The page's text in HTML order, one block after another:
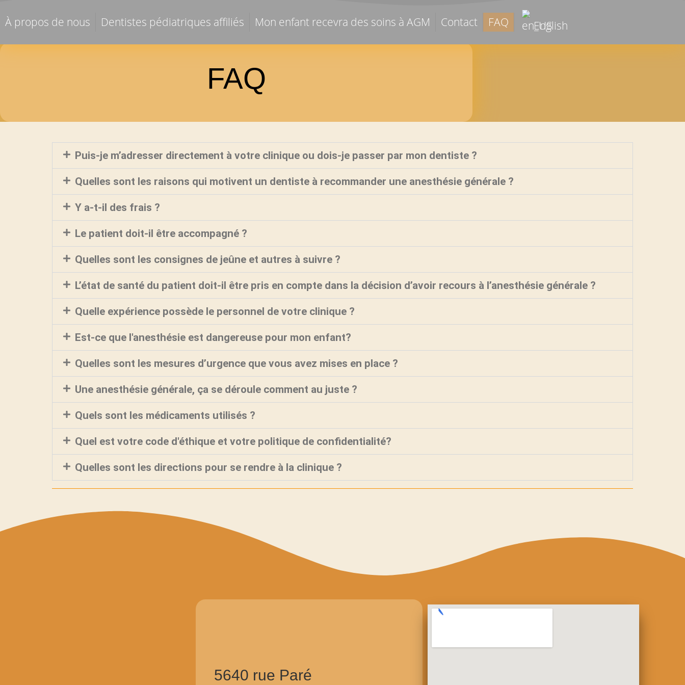
À propos de nous Dentistes pédiatriques affiliés Mon enfant recevra des soins à AGM Contact FAQ English
FAQ
Puis-je m’adresser directement à votre clinique ou dois-je passer par mon dentiste ?
Quelles sont les raisons qui motivent un dentiste à recommander une anesthésie générale ?
Y a-t-il des frais ?
Le patient doit-il être accompagné ?
Quelles sont les consignes de jeûne et autres à suivre ?
L’état de santé du patient doit-il être pris en compte dans la décision d’avoir recours à l’anesthésie générale ?
Quelle expérience possède le personnel de votre clinique ?
Est-ce que l'anesthésie est dangereuse pour mon enfant?
Quelles sont les mesures d’urgence que vous avez mises en place ?
Une anesthésie générale, ça se déroule comment au juste ?
Quels sont les médicaments utilisés ?
Quel est votre code d'éthique et votre politique de confidentialité?
Quelles sont les directions pour se rendre à la clinique ?
5640 rue Paré